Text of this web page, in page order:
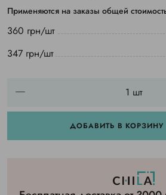
Применяются на заказы общей
360 грн/шт
347 грн/шт
ДОБАВИТЬ В КОРЗИНУ